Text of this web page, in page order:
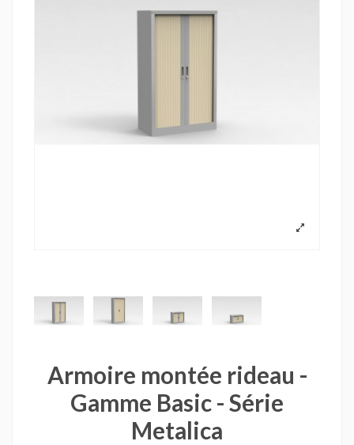
Armoire montée rideau -
Gamme Basic - Série
Metalica